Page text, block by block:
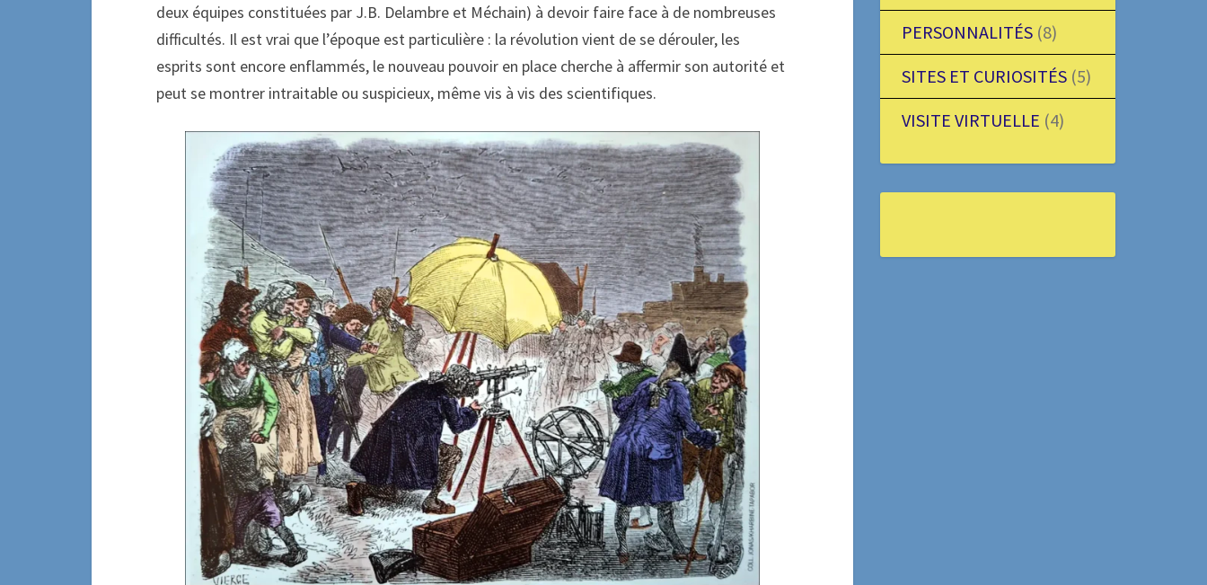
deux équipes constituées par J.B. Delambre et Méchain) à devoir faire face à de nombreuses
difficultés. Il est vrai que l’époque est particulière : la révolution vient de se dérouler, les
esprits sont encore enflammés, le nouveau pouvoir en place cherche à affermir son autorité et
peut se montrer intraitable ou suspicieux, même vis à vis des scientifiques.
PERSONNALITÉS(8)
SITES ET CURIOSITÉS(5)
VISITE VIRTUELLE (4)